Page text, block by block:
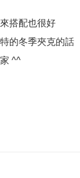
搭配也很好
的冬季夾克的話
^^